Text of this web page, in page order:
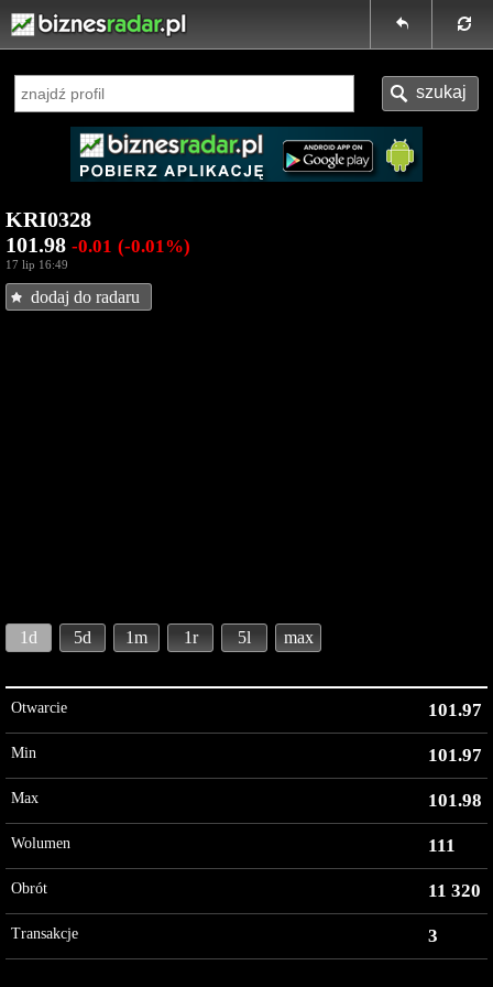
KRI0328
101.98 -0.01 (-0.01%)
17 lip 16:49
dodaj do radaru
1d 5d 1m 1r 5l max
Otwarcie 101.97
Min 101.97
Max 101.98
Wolumen 111
Obrót 11 320
Transakcje 3